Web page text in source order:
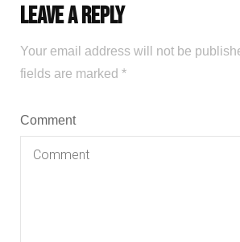
Leave a Reply
Your email address will not be
fields are marked *
Comment